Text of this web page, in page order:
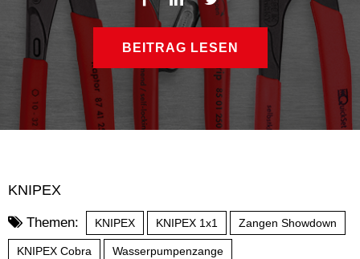
BEITRAG LESEN
KNIPEX
Themen: KNIPEX KNIPEX 1x1 Zangen Showdown
KNIPEX Cobra Wasserpumpenzange